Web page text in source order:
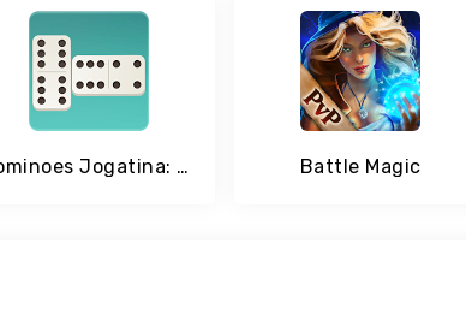
Dominoes Jogatina: Classic Board Game Battle Magic